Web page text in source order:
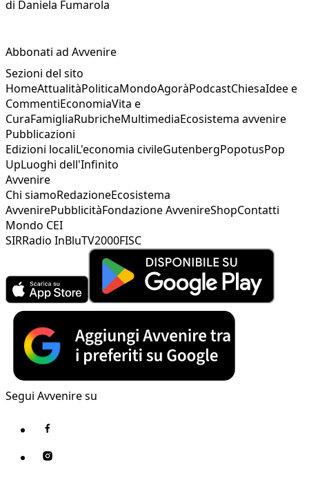
di Daniela Fumarola
Abbonati ad Avvenire
Sezioni del sito
HomeAttualitàPoliticaMondoAgoràPodcastChiesaIdee e
CommentiEconomiaVita e
CuraFamigliaRubricheMultimediaEcosistema avvenire
Pubblicazioni
Edizioni localiL'economia civileGutenbergPopotusPop
UpLuoghi dell'Infinito
Avvenire
Chi siamoRedazioneEcosistema
AvvenirePubblicitàFondazione AvvenireShopContatti
Mondo CEI
SIRRadio InBluTV2000FISC
Segui Avvenire su